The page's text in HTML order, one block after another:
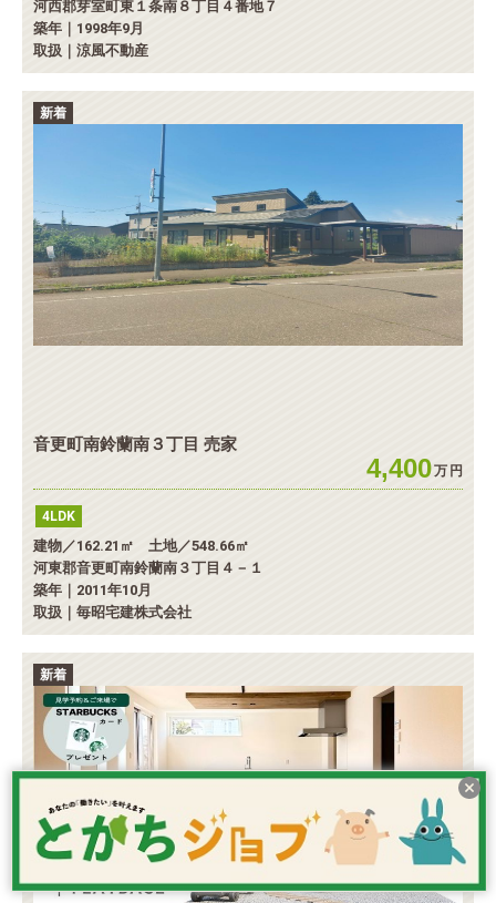
河西郡芽室町東１条南８丁目４番地７
築年｜1998年9月
取扱｜涼風不動産
新着
音更町南鈴蘭南３丁目 売家
4,400万 円
4LDK
建物／162.21㎡ 土地／548.66㎡
河東郡音更町南鈴蘭南３丁目４－１
築年｜2011年10月
取扱｜毎昭宅建株式会社
新着